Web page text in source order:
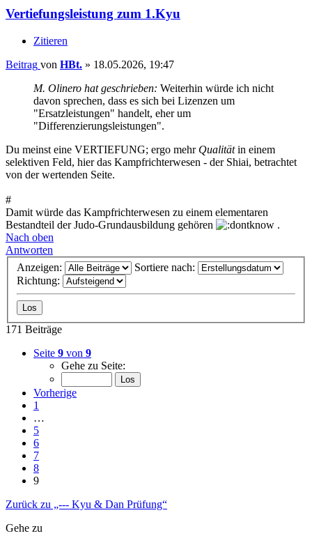
Vertiefungsleistung zum 1.Kyu
Zitieren
Beitrag von HBt. » 18.05.2026, 19:47
M. Olinero hat geschrieben: Weiterhin würde ich nicht
davon sprechen, dass es sich bei Lizenzen um
"Ersatzleistungen" handelt, eher um
"Differenzierungsleistungen".
Du meinst eine VERTIEFUNG; ergo mehr Qualitätin einem
selektiven Feld, hier das Kampfrichterwesen - der Shiai, betrachtet
von der wertenden Seite.
#
Damit würde das Kampfrichterwesen zu einem elementaren
Bestandteil der Judo-Grundausbildung gehören
.
Nach oben
Antworten
Anzeigen:
Sortiere nach:
Richtung:
171 Beiträge
Seite 9 von 9
Gehe zu Seite:
Vorherige
1
…
5
6
7
8
9
Zurück zu „--- Kyu & Dan Prüfung“
Gehe zu